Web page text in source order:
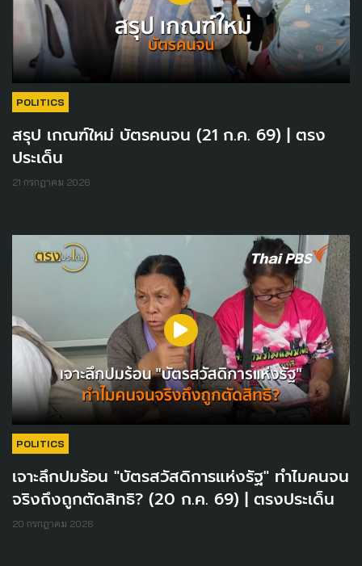
POLITICS
สรุป เกณฑ์ใหม่ บัตรคนจน (21 ก.ค. 69) | ตรง
ประเด็น
21 กรกฎาคม 2026
POLITICS
เจาะลึกปมร้อน "บัตรสวัสดิการแห่งรัฐ" ทำไมคนจน
จริงถึงถูกตัดสิทธิ? (20 ก.ค. 69) | ตรงประเด็น
20 กรกฎาคม 2026